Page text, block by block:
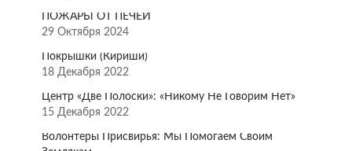
ПОЖАРЫ ОТ ПЕЧЕЙ
29 Октября 2024
Покрышки (Кириши)
18 Декабря 2022
Центр «Две Полоски»: «Никому Не Говорим Нет»
15 Декабря 2022
Волонтёры Присвирья: Мы Помогаем Своим